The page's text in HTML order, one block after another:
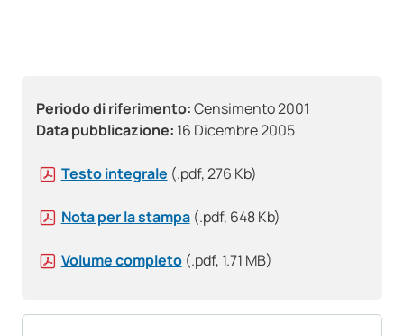
Periodo di riferimento:Censimento 2001
Data pubblicazione: 16 Dicembre 2005
Testo integrale (.pdf, 276 Kb)
Nota per la stampa (.pdf, 648 Kb)
Volume completo (.pdf, 1.71 MB)